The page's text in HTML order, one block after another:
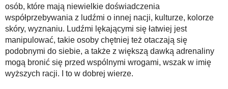
osób, które mają niewielkie doświadczenia
współprzebywania z ludźmi o innej nacji, kulturze, kolorze
skóry, wyznaniu. Ludźmi lękającymi się łatwiej jest
manipulować, takie osoby chętniej też otaczają się
podobnymi do siebie, a także z większą dawką adrenaliny
mogą bronić się przed wspólnymi wrogami, wszak w imię
wyższych racji. I to w dobrej wierze.